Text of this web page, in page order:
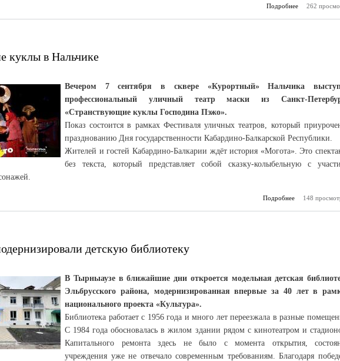
Подробнее
о
262
куклы в Нальчике
Вечером 7 сентября в сквере «Курортный» Нальчика
профессиональный уличный театр маски из Санкт-
«Странствующие куклы Господина Пэжо».
Показ состоится в рамках Фестиваля уличных театров, который
празднованию Дня государственности Кабардино-Балкарской Республики.
Жителей и гостей Кабардино-Балкарии ждёт история «Могота». Это
без текста, который представляет собой сказку-колыбельную с
Подробнее
о148
детскую библиотеку
В Тырныаузе в ближайшие дни откроется модельная детская
Эльбрусского района, модернизированная впервые за 40 лет в
национального проекта «Культура».
Библиотека работает с 1956 года и много лет переезжала в разные
С 1984 года обосновалась в жилом здании рядом с кинотеатром и
Капитального ремонта здесь не было с момента открытия,
учреждения уже не отвечало современным требованиям. Благодаря